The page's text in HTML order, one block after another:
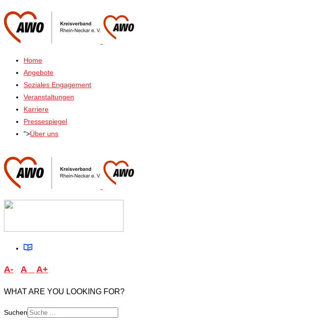
Home
Angebote
Soziales Engagement
Veranstaltungen
Karriere
Pressespiegel
">Über uns
A- A A+
WHAT ARE YOU LOOKING FOR?
Suchen